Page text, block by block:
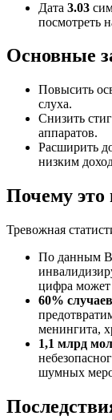
Дата 3.03
посмотреть
Основные
Повысить
слуха.
Снизить
аппаратов.
Расширить
низким
Почему это
Тревожная
По данным
цифра
60%
менингита,
1,1 млрд
шумных